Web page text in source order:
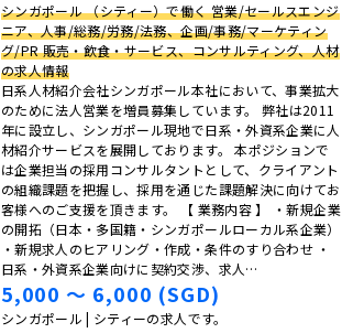
シンガポール （シティー）で働く 営業/セールスエンジ
ニア、人事/総務/労務/法務、企画/事務/マーケティン
グ/PR 販売・飲食・サービス、コンサルティング、人材
の求人情報
日系人材紹介会社シンガポール本社において、事業拡大
のために法人営業を増員募集しています。 弊社は2011
年に設立し、シンガポール現地で日系・外資系企業に人
材紹介サービスを展開しております。 本ポジションで
は企業担当の採用コンサルタントとして、クライアント
の組織課題を把握し、採用を通じた課題解決に向けてお
客様へのご支援を頂きます。 【 業務内容 】 ・新規企業
の開拓（日本・多国籍・シンガポールローカル系企業）
・新規求人のヒアリング・作成・条件のすり合わせ ・
日系・外資系企業向けに契約交渉、求人…
5,000 〜 6,000 (SGD)
シンガポール | シティーの求人です。